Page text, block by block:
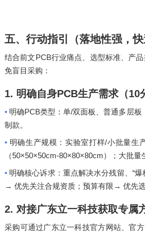
五、行动指引（落地性强，
结合前文PCB行业痛点、选型标准、产
免盲目采购：
1. 明确自身PCB生产需求（10
• 明确PCB类型：单/双面板、普通多层板
制款。
• 明确生产规模：实验室打样/小批量生
（50×50×50cm-80×80×80cm）；大批量
• 明确核心诉求：重点解决水分残留、 “爆
→ 优先关注合规资质；预算有限 → 优先
2. 对接广东立一科技获取专属
采购可通过广东立一科技官方网站、官